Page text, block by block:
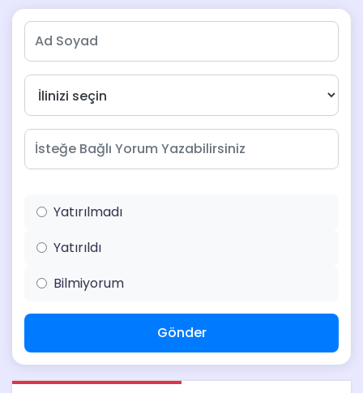
Yatırılmadı
Yatırıldı
Bilmiyorum
Gönder